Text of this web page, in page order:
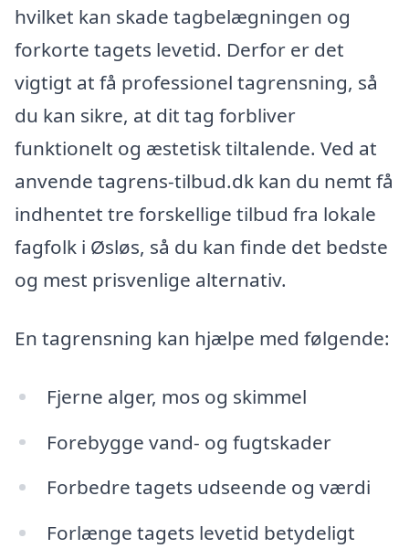
hvilket kan skade tagbelægningen og
forkorte tagets levetid. Derfor er det
vigtigt at få professionel tagrensning, så
du kan sikre, at dit tag forbliver
funktionelt og æstetisk tiltalende. Ved at
anvende tagrens-tilbud.dk kan du nemt få
indhentet tre forskellige tilbud fra lokale
fagfolk i Øsløs, så du kan finde det bedste
og mest prisvenlige alternativ.
En tagrensning kan hjælpe med følgende:
Fjerne alger, mos og skimmel
Forebygge vand- og fugtskader
Forbedre tagets udseende og værdi
Forlænge tagets levetid betydeligt